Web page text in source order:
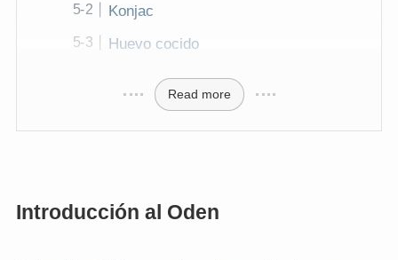
Konjac
Huevo cocido
Read more
Introducción al Oden